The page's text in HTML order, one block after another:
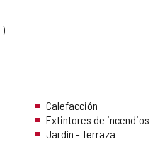
Calefacción
Extintores de incendios
Jardín - Terraza